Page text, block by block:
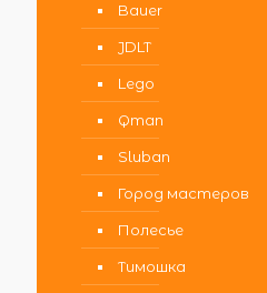
Bauer
JDLT
Lego
Qman
Sluban
Город мастеров
Полесье
Тимошка